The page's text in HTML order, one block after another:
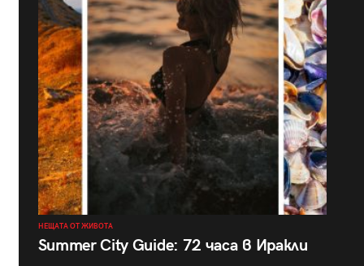
НЕЩАТА ОТ ЖИВОТА
Summer City Guide: 72 часа в Иракли